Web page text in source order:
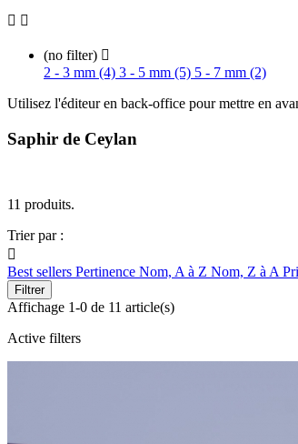
 
(no filter) 
2 - 3 mm (4) 3 - 5 mm (5) 5 - 7 mm (2)
Utilisez l'éditeur en back-office pour mettre en
Saphir de Ceylan
11 produits.
Trier par :

Best sellers Pertinence Nom, A à Z Nom, Z à A
Filtrer
Affichage 1-0 de 11 article(s)
Active filters